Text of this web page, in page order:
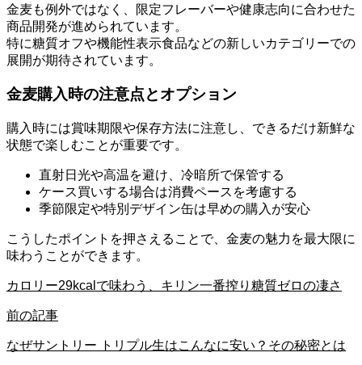
金麦も例外ではなく、限定フレーバーや健康志向に合わせた
商品開発が進められています。
特に糖質オフや機能性表示食品などの新しいカテゴリーでの
展開が期待されています。
金麦購入時の注意点とオプション
購入時には賞味期限や保存方法に注意し、できるだけ新鮮な
状態で楽しむことが重要です。
直射日光や高温を避け、冷暗所で保管する
ケース買いする場合は消費ペースを考慮する
季節限定や特別デザイン缶は早めの購入が安心
こうしたポイントを押さえることで、金麦の魅力を最大限に
味わうことができます。
カロリー29kcalで味わう、キリン一番搾り糖質ゼロの凄さ
前の記事
なぜサントリー トリプル生はこんなに安い？その秘密とは